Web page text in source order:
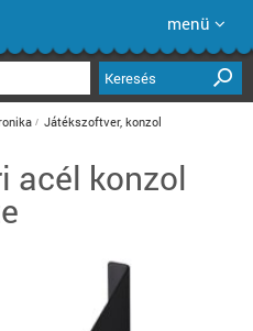
menü
Keresés
Játékszoftver, konzol
acél konzol